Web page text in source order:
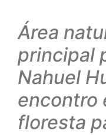
Área
principal
Nahuel
encontro
floresta